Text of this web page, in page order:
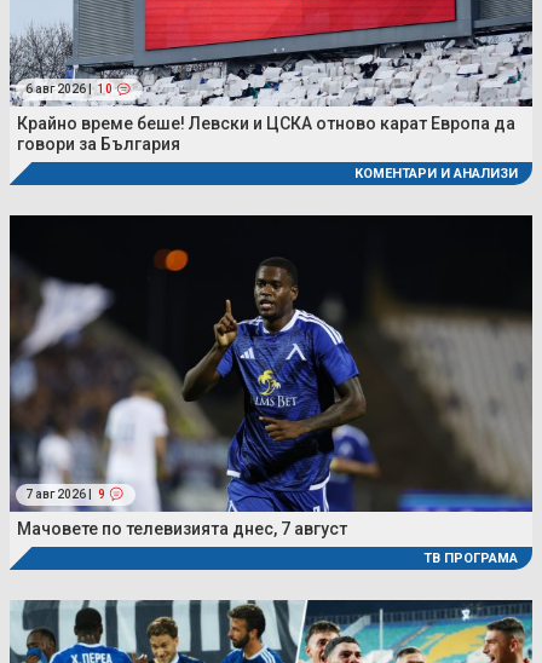
6 авг 2026 | 10
Крайно време беше! Левски и ЦСКА отново карат Европа да
говори за България
КОМЕНТАРИ И АНАЛИЗИ
7 авг 2026 | 9
Мачовете по телевизията днес, 7 август
ТВ ПРОГРАМА